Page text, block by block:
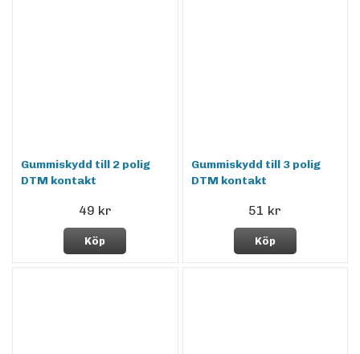
Gummiskydd till 2 polig
DTM kontakt
49 kr
Köp
Gummiskydd till 3 polig
DTM kontakt
51 kr
Köp